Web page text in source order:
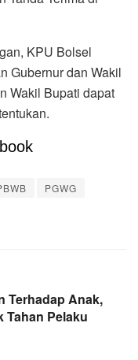
KPU Bolsel
Gubernur dan Wakil
Wakil Bupati dapat
PGWG
Terhadap Anak,
Tahan Pelaku